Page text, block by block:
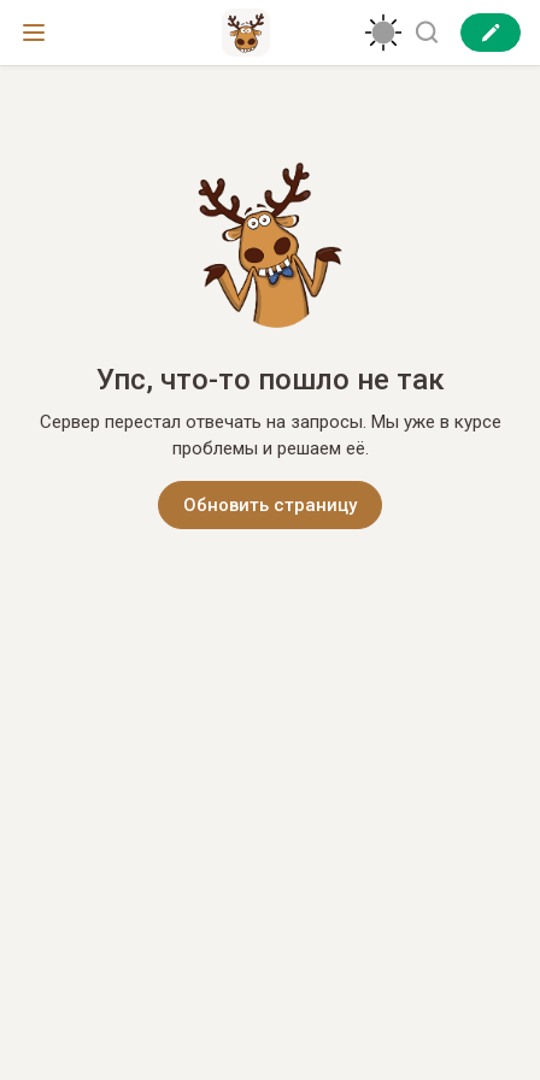
Упс, что-то пошло не так
Сервер перестал отвечать на запросы. Мы уже в курсе
проблемы и решаем её.
Обновить страницу